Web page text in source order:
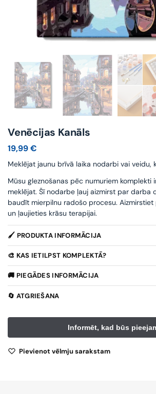
Venēcijas Kanāls
19,99€
Meklējat jaunu brīvā laika nodarbi vai veidu,
Mūsu gleznošanas pēc numuriem komplekti
meklējat. Šī nodarbe ļauj aizmirst par darba
baudīt mierpilnu radošo procesu.
un ļaujieties krāsu terapijai.
🖌️ PRODUKTA INFORMĀCIJA
🎨 KAS IETILPST KOMPLEKTĀ?
🚚 PIEGĀDES INFORMĀCIJA
🔄 ATGRIEŠANA
Pievienot vēlmju sarakstam